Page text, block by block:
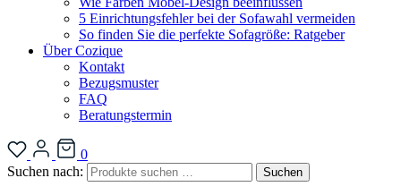
5 Einrichtungsfehler bei der Sofawahl vermeiden
So finden Sie die perfekte Sofagröße: Ratgeber
Über Cozique
Kontakt
Bezugsmuster
FAQ
Beratungstermin
0
Suchen nach:
Suchen